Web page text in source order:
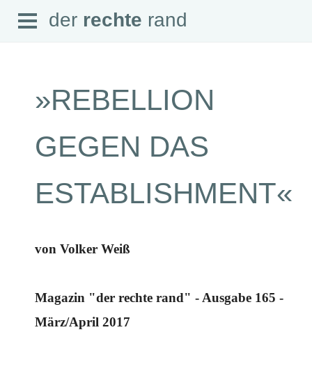
der rechte rand
SEITEN
Suche
Magazin
Datenschutz
Schwerpunkte Übersicht
Schwerpunkt AFD-Verbot
Schwerpunkt zur USA und Faschist Trump
Open
Menu
der rechte rand
»REBELLION
GEGEN DAS
ESTABLISHMENT«
von Volker Weiß
Magazin "der rechte rand" - Ausgabe 165 -
März/April 2017